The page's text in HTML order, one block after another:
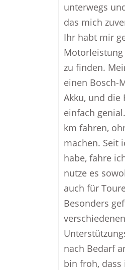
unterwegs
das mich
Ihr habt mir
Motorleistung
zu finden.
einen Bosch-
Akku, und die
einfach
km fahren,
machen. Seit
habe, fahre
nutze es
auch für
Besonders
verschiedenen
nach Bedarf
bin froh, dass